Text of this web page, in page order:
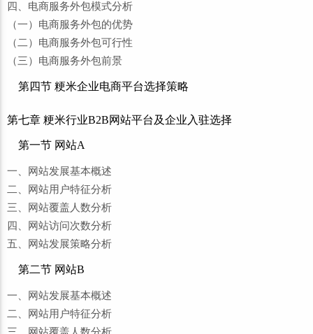
四、电商服务外包模式分析
（一）电商服务外包的优势
（二）电商服务外包可行性
（三）电商服务外包前景
第四节 粳米企业电商平台选择策略
第七章 粳米行业B2B网站平台及企业入驻选择
第一节 网站A
一、网站发展基本概述
二、网站用户特征分析
三、网站覆盖人数分析
四、网站访问次数分析
五、网站发展策略分析
第二节 网站B
一、网站发展基本概述
二、网站用户特征分析